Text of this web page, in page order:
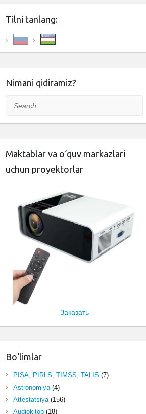
Tilni tanlang:
Nimani qidiramiz?
Search
Maktablar va o‘quv markazlari
uchun proyektorlar
Заказать
Bo‘limlar
PISA, PIRLS, TIMSS, TALIS (7)
Astronomiya(4)
Attestatsiya(156)
Audiokitob(18)